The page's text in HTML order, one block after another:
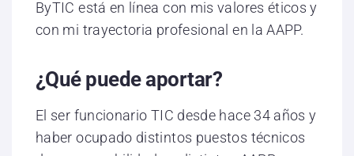
ByTIC está en línea con mis valores éticos y
con mi trayectoria profesional en la AAPP.
¿Qué puede aportar?
El ser funcionario TIC desde hace 34 años y
haber ocupado distintos puestos técnicos